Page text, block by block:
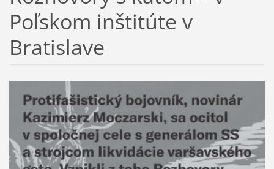
Poľskom inštitúte v
Bratislave